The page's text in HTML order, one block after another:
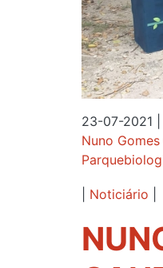
23-07-2021 |
Nuno
Noticiário